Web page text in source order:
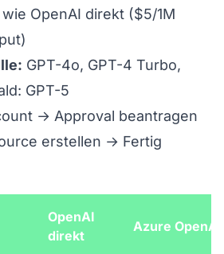
OpenAI direkt ($5/1M
GPT-4o, GPT-4 Turbo,
GPT-5
→ Approval beantragen
erstellen → Fertig
OpenAI
direkt
Azure OpenAI